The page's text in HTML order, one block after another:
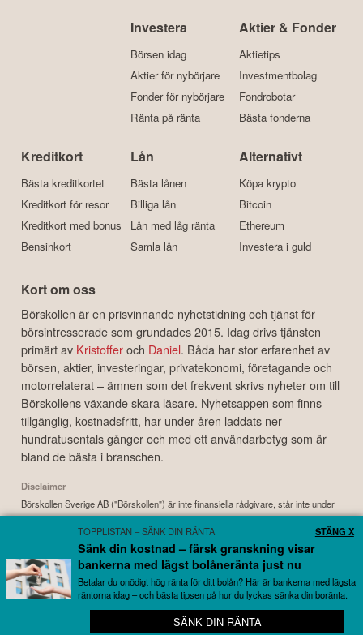
Investera
Börsen idag
Aktier för nybörjare
Fonder för nybörjare
Ränta på ränta
Aktier & Fonder
Aktietips
Investmentbolag
Fondrobotar
Bästa fonderna
Kreditkort
Bästa kreditkortet
Kreditkort för resor
Kreditkort med bonus
Bensinkort
Lån
Bästa lånen
Billiga lån
Lån med låg ränta
Samla lån
Alternativt
Köpa krypto
Bitcoin
Ethereum
Investera i guld
Kort om oss
Börskollen är en prisvinnande nyhetstidning och tjänst för
börsintresserade som grundades 2015. Idag drivs tjänsten
primärt av Kristofferoch Daniel. Båda har stor erfarenhet av
börsen, aktier, investeringar, privatekonomi, företagande och
motorrelaterat – ämnen som det frekvent skrivs nyheter om till
Börskollens växande skara läsare. Nyhetsappen som finns
tillgänglig, kostnadsfritt, har under åren laddats ner
hundratusentals gånger och med ett användarbetyg som är
bland de bästa i branschen.
Disclaimer
Börskollen Sverige AB ("Börskollen") är inte finansiella rådgivare, står inte under
finansinspektionens tillsyn och ger inga råd till dig. Detta innebär att
investeringsbeslut baserade på information som direkt eller indirekt härrörande
från Börskollen eller personer med koppling till Börskollen, alltid fattas
självständigt av investeraren. Börskollen frånsäger sig allt ansvar för eventuell
förlust eller skada av vad slag det må vara som grundar sig på användandet av
material härrörande från tjänsten Börskollen.
Börskollen Sverige AB. All rights reserved.
🔔 Bredaste bolagsbevakningen – helt gratis
TOPPLISTAN – SÄNK DIN RÄNTA
Sänk din kostnad – färsk granskning visar
bankerna med lägst bolåneränta just nu
Betalar du onödigt hög ränta för ditt bolån? Här är bankerna med lägsta
räntorna idag – och bästa tipsen på hur du lyckas sänka din boränta.
SÄNK DIN RÄNTA
STÄNG X